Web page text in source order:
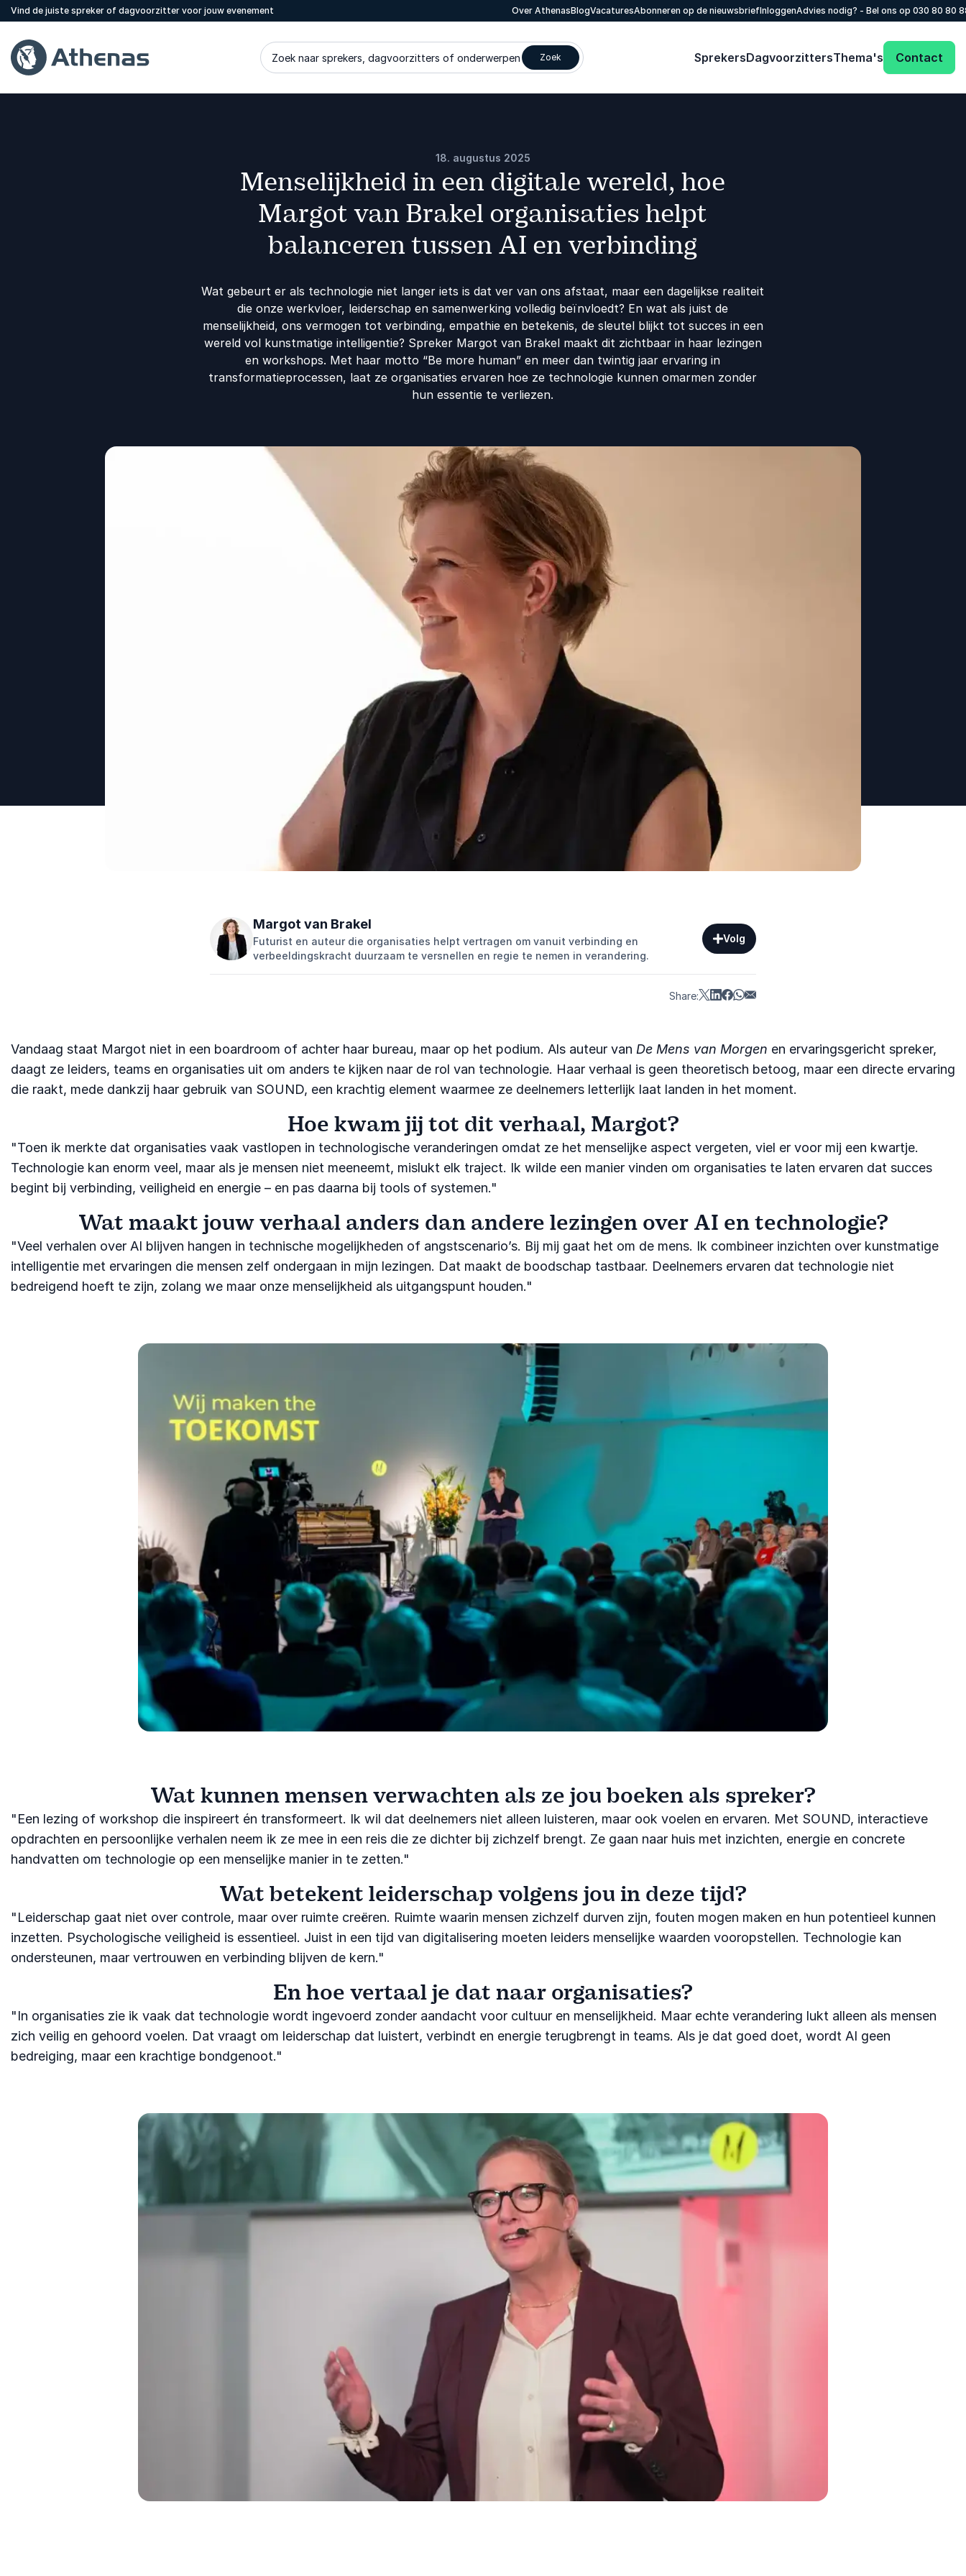
Vind de juiste spreker of dagvoorzitter voor jouw evenement Over AthenasBlogVacaturesAbonneren op de nieuwsbriefInloggenAdvies nodig? - Bel ons op 030 80 80
Zoek naar sprekers, dagvoorzitters of onderwerpen Zoek SprekersDagvoorzittersThema's Contact
18. augustus 2025
Menselijkheid in een digitale wereld, hoe
Margot van Brakel organisaties helpt
balanceren tussen AI en verbinding
Wat gebeurt er als technologie niet langer iets is dat ver van ons afstaat, maar een dagelijkse realiteit
die onze werkvloer, leiderschap en samenwerking volledig beïnvloedt? En wat als juist de
menselijkheid, ons vermogen tot verbinding, empathie en betekenis, de sleutel blijkt tot succes in een
wereld vol kunstmatige intelligentie? Spreker Margot van Brakel maakt dit zichtbaar in haar lezingen
en workshops. Met haar motto “Be more human” en meer dan twintig jaar ervaring in
transformatieprocessen, laat ze organisaties ervaren hoe ze technologie kunnen omarmen zonder
hun essentie te verliezen.
Margot van Brakel
Futurist en auteur die organisaties helpt vertragen om vanuit verbinding en
verbeeldingskracht duurzaam te versnellen en regie te nemen in verandering.
Volg
Share:
Vandaag staat Margot niet in een boardroom of achter haar bureau, maar op het podium. Als auteur van De Mens van Morgen en ervaringsgericht spreker,
daagt ze leiders, teams en organisaties uit om anders te kijken naar de rol van technologie. Haar verhaal is geen theoretisch betoog, maar een directe ervaring
die raakt, mede dankzij haar gebruik van SOUND, een krachtig element waarmee ze deelnemers letterlijk laat landen in het moment.
Hoe kwam jij tot dit verhaal, Margot?
"Toen ik merkte dat organisaties vaak vastlopen in technologische veranderingen omdat ze het menselijke aspect vergeten, viel er voor mij een kwartje.
Technologie kan enorm veel, maar als je mensen niet meeneemt, mislukt elk traject. Ik wilde een manier vinden om organisaties te laten ervaren dat succes
begint bij verbinding, veiligheid en energie – en pas daarna bij tools of systemen."
Wat maakt jouw verhaal anders dan andere lezingen over AI en technologie?
"Veel verhalen over AI blijven hangen in technische mogelijkheden of angstscenario’s. Bij mij gaat het om de mens. Ik combineer inzichten over kunstmatige
intelligentie met ervaringen die mensen zelf ondergaan in mijn lezingen. Dat maakt de boodschap tastbaar. Deelnemers ervaren dat technologie niet
bedreigend hoeft te zijn, zolang we maar onze menselijkheid als uitgangspunt houden."
Wat kunnen mensen verwachten als ze jou boeken als spreker?
"Een lezing of workshop die inspireert én transformeert. Ik wil dat deelnemers niet alleen luisteren, maar ook voelen en ervaren. Met SOUND, interactieve
opdrachten en persoonlijke verhalen neem ik ze mee in een reis die ze dichter bij zichzelf brengt. Ze gaan naar huis met inzichten, energie en concrete
handvatten om technologie op een menselijke manier in te zetten."
Wat betekent leiderschap volgens jou in deze tijd?
"Leiderschap gaat niet over controle, maar over ruimte creëren. Ruimte waarin mensen zichzelf durven zijn, fouten mogen maken en hun potentieel kunnen
inzetten. Psychologische veiligheid is essentieel. Juist in een tijd van digitalisering moeten leiders menselijke waarden vooropstellen. Technologie kan
ondersteunen, maar vertrouwen en verbinding blijven de kern."
En hoe vertaal je dat naar organisaties?
"In organisaties zie ik vaak dat technologie wordt ingevoerd zonder aandacht voor cultuur en menselijkheid. Maar echte verandering lukt alleen als mensen
zich veilig en gehoord voelen. Dat vraagt om leiderschap dat luistert, verbindt en energie terugbrengt in teams. Als je dat goed doet, wordt AI geen
bedreiging, maar een krachtige bondgenoot."